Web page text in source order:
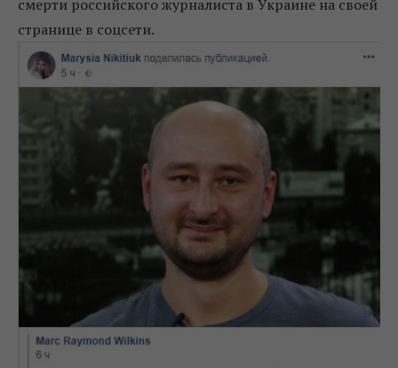
смерти российского журналиста в Украине на своей
странице в соцсети.